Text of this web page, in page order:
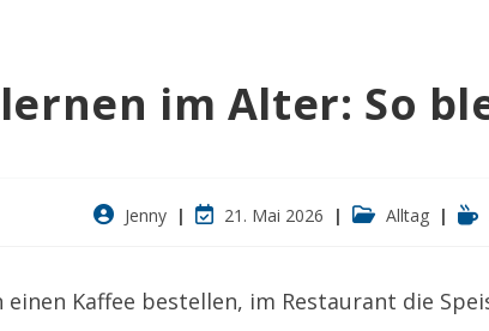
im Alter: So
Beitrags-
Jenny
Beitrag
am:
21. Mai 2026
Beitrags-
Alltag
Kaffee bestellen, im Restaurant die